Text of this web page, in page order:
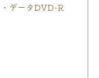
データDVD-R